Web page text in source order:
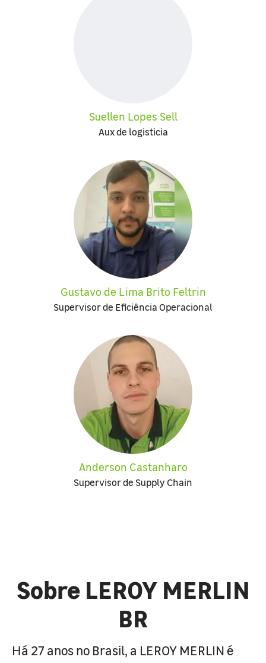
Suellen Lopes Sell
Aux de logisticia
Gustavo de Lima Brito Feltrin
Supervisor de Eficiência Operacional
Anderson Castanharo
Supervisor de Supply Chain
Sobre LEROY MERLIN
BR
Há 27 anos no Brasil, a LEROY MERLIN é